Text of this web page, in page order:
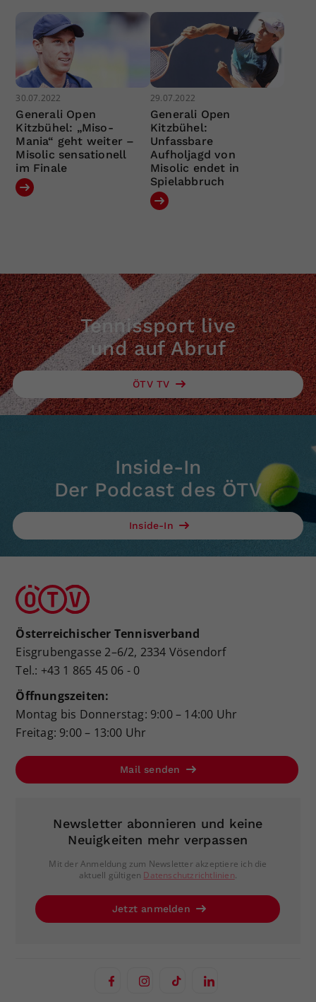
30.07.2022
Generali Open
Kitzbühel: „Miso-
Mania“ geht weiter –
Misolic sensationell
im Finale
29.07.2022
Generali Open
Kitzbühel:
Unfassbare
Aufholjagd von
Misolic endet in
Spielabbruch
Tennissport live
und auf Abruf
ÖTV TV
Inside-In
Der Podcast des ÖTV
Inside-In
Österreichischer Tennisverband
Eisgrubengasse 2–6/2, 2334 Vösendorf
Tel.: +43 1 865 45 06 - 0
Öffnungszeiten:
Montag bis Donnerstag: 9:00 – 14:00 Uhr
Freitag: 9:00 – 13:00 Uhr
Mail senden
Newsletter abonnieren und keine
Neuigkeiten mehr verpassen
Mit der Anmeldung zum Newsletter akzeptiere ich die
aktuell gültigen Datenschutzrichtlinien.
Jetzt anmelden